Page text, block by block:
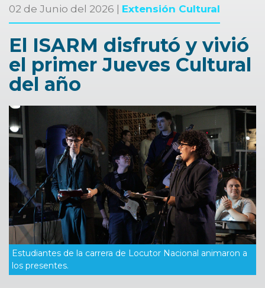
02 de Junio del 2026 | Extensión Cultural
El ISARM disfrutó y vivió
el primer Jueves Cultural
del año
Estudiantes de la carrera de Locutor Nacional animaron a
los presentes.